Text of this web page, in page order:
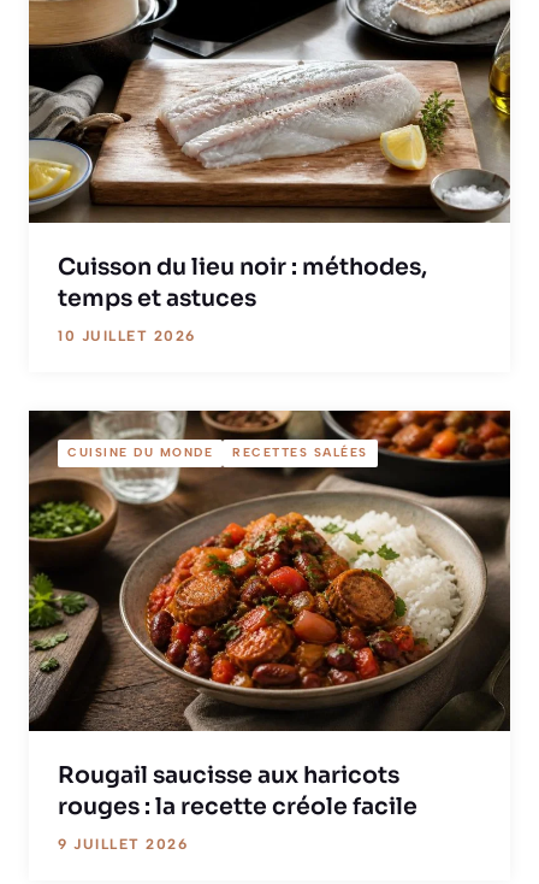
Cuisson du lieu noir : méthodes,
temps et astuces
10 JUILLET 2026
CUISINE DU MONDE RECETTES SALÉES
Rougail saucisse aux haricots
rouges : la recette créole facile
9 JUILLET 2026